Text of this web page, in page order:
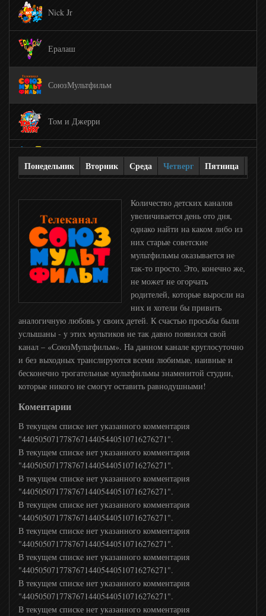
Nick Jr
Ералаш
СоюзМультфильм
Том и Джерри
М1
РУ ТВ
Bridge TV
ТНТ MUSIC
Шансон ТВ
Муз ТВ
Ля минор
ЖАРА
MTV 80S
MTV 00s
MTV Hits
Понедельник Вторник Среда Четверг Пятница
Количество детских каналов
увеличивается день ото дня,
однако найти на каком либо из
них старые советские
мультфильмы оказывается не
так-то просто. Это, конечно же,
не может не огорчать
родителей, которые выросли на
них и хотели бы привить
аналогичную любовь у своих детей. К счастью просьбы были
услышаны - у этих мультиков не так давно появился свой
канал – «СоюзМультфильм». На данном канале круглосуточно
и без выходных транслируются всеми любимые, наивные и
бесконечно трогательные мультфильмы знаменитой студии,
которые никого не смогут оставить равнодушными!
Коментарии
В текущем списке нет указанного комментария
"44050507177876714405440510716276271".
В текущем списке нет указанного комментария
"44050507177876714405440510716276271".
В текущем списке нет указанного комментария
"44050507177876714405440510716276271".
В текущем списке нет указанного комментария
"44050507177876714405440510716276271".
В текущем списке нет указанного комментария
"44050507177876714405440510716276271".
В текущем списке нет указанного комментария
"44050507177876714405440510716276271".
В текущем списке нет указанного комментария
"44050507177876714405440510716276271".
В текущем списке нет указанного комментария